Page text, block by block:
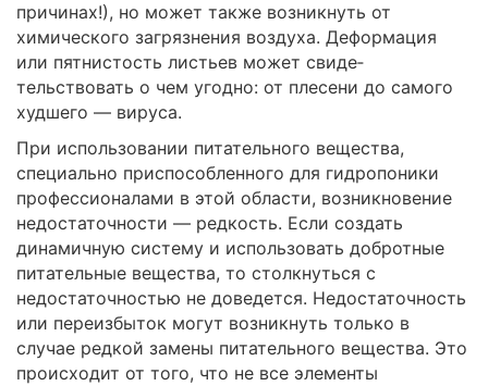
причинах!), но может также возникнуть от
химического загрязнения воздуха. Деформация
или пятнистость листьев может свиде­
тельствовать о чем угодно: от плесени до самого
худшего — вируса.
При использовании питательного вещества,
специально приспособленного для гидропоники
профессионалами в этой области, возникновение
недостаточности — редкость. Если создать
динамичную систему и использовать добротные
питательные вещества, то столкнуться с
недостаточностью не доведется. Недостаточность
или переизбыток могут возникнуть только в
случае редкой замены питательного вещества. Это
происходит от того, что не все элементы